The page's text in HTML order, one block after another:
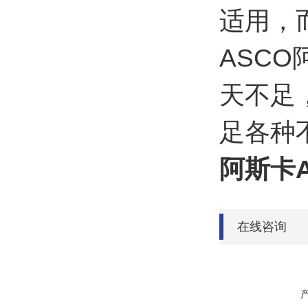
适用，
ASCO
天不足
足各种
阿斯卡
在线咨询